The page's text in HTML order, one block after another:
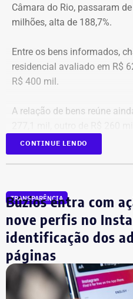
1
Victor Rosa Travancas
2 Bruno de Queiroz
Almeida
5 Rodrigo Ratkus Abel
Gustavo Reis Ferreira
Câmara do Rio, passaram
milhões, alta de 188,7%.
Entre os bens informados,
residencial avaliado em R$
R$ 400 mil.
A relação de bens reúne
D300, ano 2023, declarado
aparecem na lista cerca de
CONTINUE LENDO
TRANSPARÊNCIA
Búzios entra com
nove perfis no
identificação dos
páginas